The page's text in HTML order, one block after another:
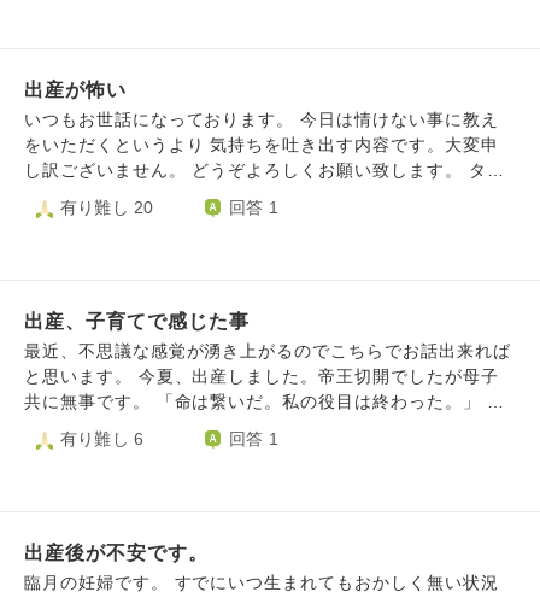
話をするどころか顔を見るのも泣き声を聞くのも苦痛になっ
てしまい、現在は乳児院に預けており、月末からは義実家に
同居しお世話を義母と主人にお願いする予定です。 心療内
科にもかかっていますが、原因は上記のことであると、なん
りの状態が続いています。 これから先永遠にこの子供を育
離婚して親権を渡すか(主人は娘が大好きで、既にこの話を
しており、最悪そうするよと言ってくれています)、我慢し
て育てていくか、親に謝罪し両家の仲をなんとかする
か....... 自分が悪いことは承知ですが、アドバイスいただけ
ますと幸いです。
るのではないかと疑うようになりました。今生後5ヶ月前で
すが、実際笑顔が少なかったりクーイングがなかったり長男
とは違う様子が多いです。 将来への不安が強くなり、それ
と同時に次男への気持ちが変わってしまったように思いま
害があったら受け入れられないなんて、人として最低だと思
人間ではなかった、と思っています。 もし障害があった
ら、大切な長男の幸せを守れないのではないかと不安です。
次男を産んだことで今の幸せがなくなっていくのではないか
と考えてしまいます。 強くて愛情たっぷりの母でありたい
らず、生き地獄のような毎日です。 このままではまずいと
たします
出産が怖い
いつもお世話になっております。 今日は情けない事に教え
をいただくというより 気持ちを吐き出す内容です。大変申
し訳ございません。 どうぞよろしくお願い致します。 タイ
トルの通りです。 出産まであと一か月と少しなので今日は
病院の説明会に 行って来ました。詳しい説明と勉強の為に
の医師に相談して当日は興奮を抑える薬を いただく予定で
すが、それだけで何とかなるとは 到底思えませんでした。
今とても情けない気持ちです。 読んでいただいて誠にあり
がとうございました。
有り難し 20 回答 1
出産、子育てで感じた事
最近、不思議な感覚が湧き上がるのでこちらでお話出来れば
と思います。 今夏、出産しました。帝王切開でしたが母子
共に無事です。 「命は繋いだ。私の役目は終わった。」 そ
んな気持ちが続いています。 元々、生きづらいなー。◯ん
でもいいなーと思いながら生きている部分はありました。
かし今 「命は繋いだ。役目は終わった。」 という気持ちが
強いです。 端的に言ったら「◯んでもいいや」です。 医療
有り難し 6 回答 1
出産後が不安です。
臨月の妊婦です。 すでにいつ生まれてもおかしく無い状況